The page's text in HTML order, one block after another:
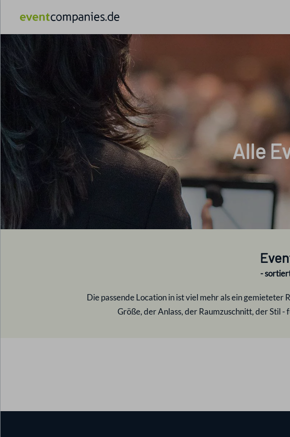
Alle
-
Die passende Location inist viel mehr als ein gemieteter
Größe, der Anlass, der Raumzuschnitt, der Stil